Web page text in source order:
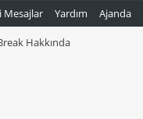
Mesajlar Yardım Ajanda
Hakkında